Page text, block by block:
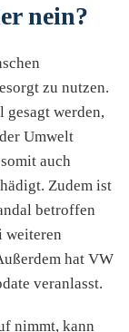
nein?
zu nutzen.
werden,
Umwelt
auch
Zudem ist
betroffen
weiteren
hat VW
veranlasst.
nimmt, kann